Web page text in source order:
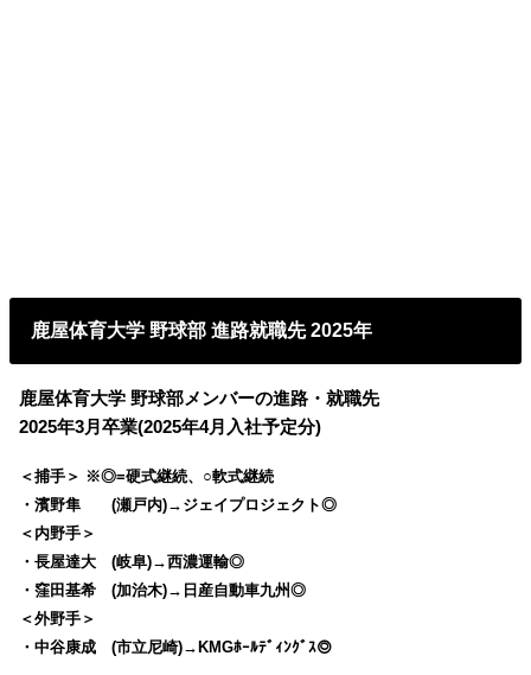
鹿屋体育大学 野球部 進路就職先 2025年
鹿屋体育大学 野球部メンバーの進路・就職先
2025年3月卒業(2025年4月入社予定分)
＜捕手＞ ※◎=硬式継続、○軟式継続
・濱野隼 (瀬戸内)→ジェイプロジェクト◎
＜内野手＞
・長屋達大 (岐阜)→西濃運輸◎
・窪田基希 (加治木)→日産自動車九州◎
＜外野手＞
・中谷康成 (市立尼崎)→KMGﾎｰﾙﾃﾞｨﾝｸﾞｽ◎